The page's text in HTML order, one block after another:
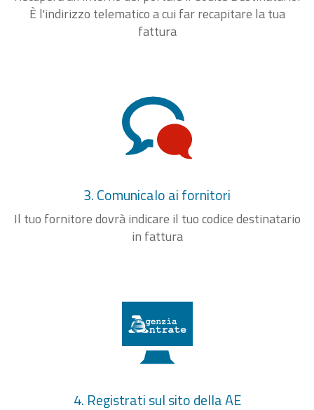
È l'indirizzo telematico a cui far recapitare la tua
fattura
3. Comunicalo ai fornitori
Il tuo fornitore dovrà indicare il tuo codice destinatario
in fattura
4. Registrati sul sito della AE